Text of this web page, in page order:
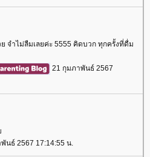
จำไม่ลืมเลยค่ะ 5555 คิดบวก ทุกครั้งที่ดื่ม
21 กุมภาพันธ์ 2567
นธ์ 2567 17:14:55 น.